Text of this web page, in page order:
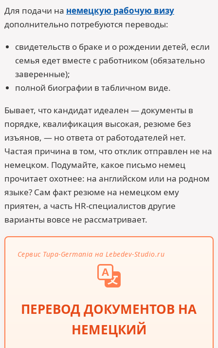
Для подачи на немецкую рабочую визу
дополнительно потребуются переводы:
свидетельств о браке и о рождении детей, если
семья едет вместе с работником (обязательно
заверенные);
полной биографии в табличном виде.
Бывает, что кандидат идеален — документы в
порядке, квалификация высокая, резюме без
изъянов, — но ответа от работодателей нет.
Частая причина в том, что отклик отправлен не на
немецком. Подумайте, какое письмо немец
прочитает охотнее: на английском или на родном
языке? Сам факт резюме на немецком ему
приятен, а часть HR-специалистов другие
варианты вовсе не рассматривает.
Сервис Tupa-Germania на Lebedev-Studio.ru
ПЕРЕВОД ДОКУМЕНТОВ НА
НЕМЕЦКИЙ